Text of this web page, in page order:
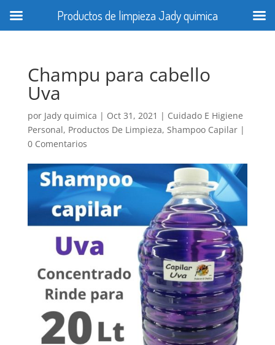
Champu para cabello
Uva
por Jady quimica | Oct 31, 2021 | Cuidado E Higiene
Personal, Productos De Limpieza, Shampoo Capilar|
0 Comentarios
Productos de limpieza Jady quimica